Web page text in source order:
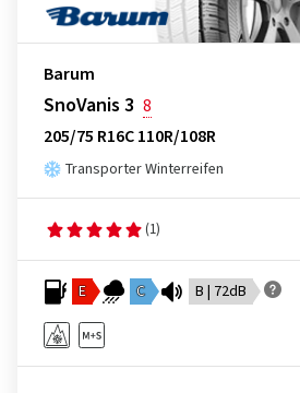
Barum
SnoVanis 3 8
205/75 R16C 110R/108R
Transporter Winterreifen
(1)
E C B | 72dB